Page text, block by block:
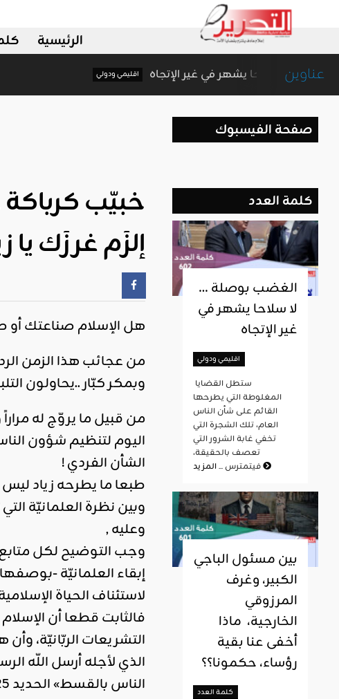
الرئيسية
عناوين اقليمي ودولي الغضب بوصلة … لا سلاحا يشهر في غير الإتجاه
خبيّب
إلزَم غرزَك يا
هل الإسلام صناعتك أو
من عجائب هذا الزمن
وبمكر كبّار ..يحاولون
اليوم لتنظيم شؤون
الشأن الفردي !
طبعا ما يطرحه زياد
وبين نظرة العلمانيّة
وعليه ,
وجب التوضيح لكل
إبقاء العلمانيّة -
لاستئناف الحياة
فالثابت قطعا أن
التشريعات الربّانيّة،
الذي لأجله أرسل اللّه
الناس بالقسط» الحديد 25
صفحة الفيسبوك
كلمة العدد
الغضب بوصلة …
لا سلاحا يشهر في
غير الإتجاه
اقليمي ودولي
المغلوطة التي يطرحها
القائم على شأن الناس
العام، تلك الشجرة التي
تخفي غابة الشرور التي
تعصف بالحقيقة،
فيتمترس ...المزيد
بين مسئول الباجي
الكبير، وغرف
المرزوقي
الخارجية، ماذا
أخفى عنا بقية
رؤساء، حكمونا؟؟
كلمة العدد